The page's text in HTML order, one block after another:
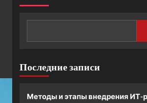
Последние записи
Методы и этапы внедрения ИТ-